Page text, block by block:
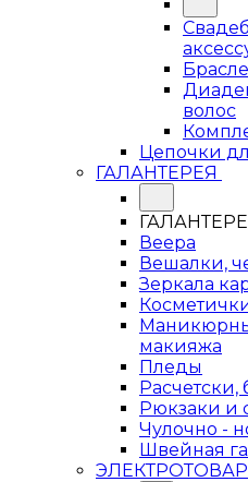
волос
Цепочки
ГАЛАНТЕРЕЯ
Веера
Вешалки,
Зеркала
макияжа
Пледы
Расчетски,
Рюкзаки и
Чулочно -
Швейная